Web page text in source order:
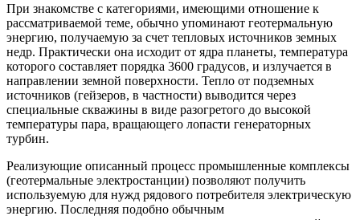
При знакомстве с категориями, имеющими отношение к
рассматриваемой теме, обычно упоминают геотермальную
энергию, получаемую за счет тепловых источников земных
недр. Практически она исходит от ядра планеты, температура
которого составляет порядка 3600 градусов, и излучается в
направлении земной поверхности. Тепло от подземных
источников (гейзеров, в частности) выводится через
специальные скважины в виде разогретого до высокой
температуры пара, вращающего лопасти генераторных
турбин.
Реализующие описанный процесс промышленные комплексы
(геотермальные электростанции) позволяют получить
используемую для нужд рядового потребителя электрическую
энергию. Последняя подобно обычным